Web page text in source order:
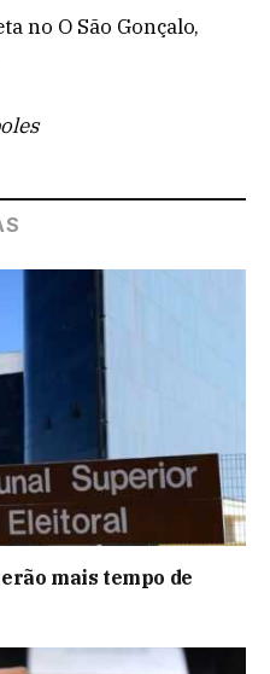
no O São Gonçalo,
mais tempo de